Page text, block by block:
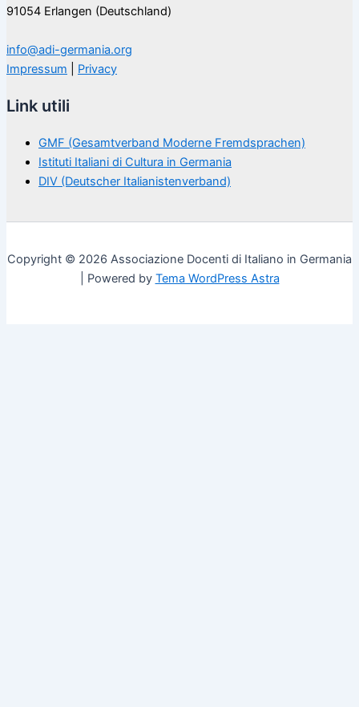
91054 Erlangen (Deutschland)
info@adi-germania.org
Impressum
Privacy
Link utili
GMF (Gesamtverband Moderne Fremdsprachen)
Istituti Italiani di Cultura in Germania
DIV (Deutscher Italianistenverband)
Copyright © 2026 Associazione Docenti di Italiano in Germania
| Powered by Tema WordPress Astra